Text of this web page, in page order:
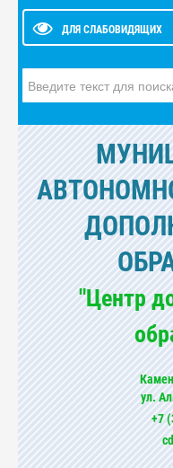
ДЛЯ СЛАБОВИДЯЩИХ
"Центр
ул.
+7